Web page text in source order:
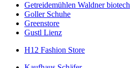
Getreidemühlen Waldner biotech
Goller Schuhe
Greenstore
Gustl Lienz
H12 Fashion Store